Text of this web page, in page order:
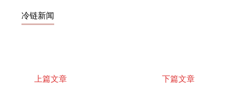
冷链新闻
上篇文章 下篇文章